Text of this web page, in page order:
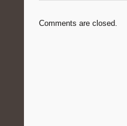
Comments are closed.